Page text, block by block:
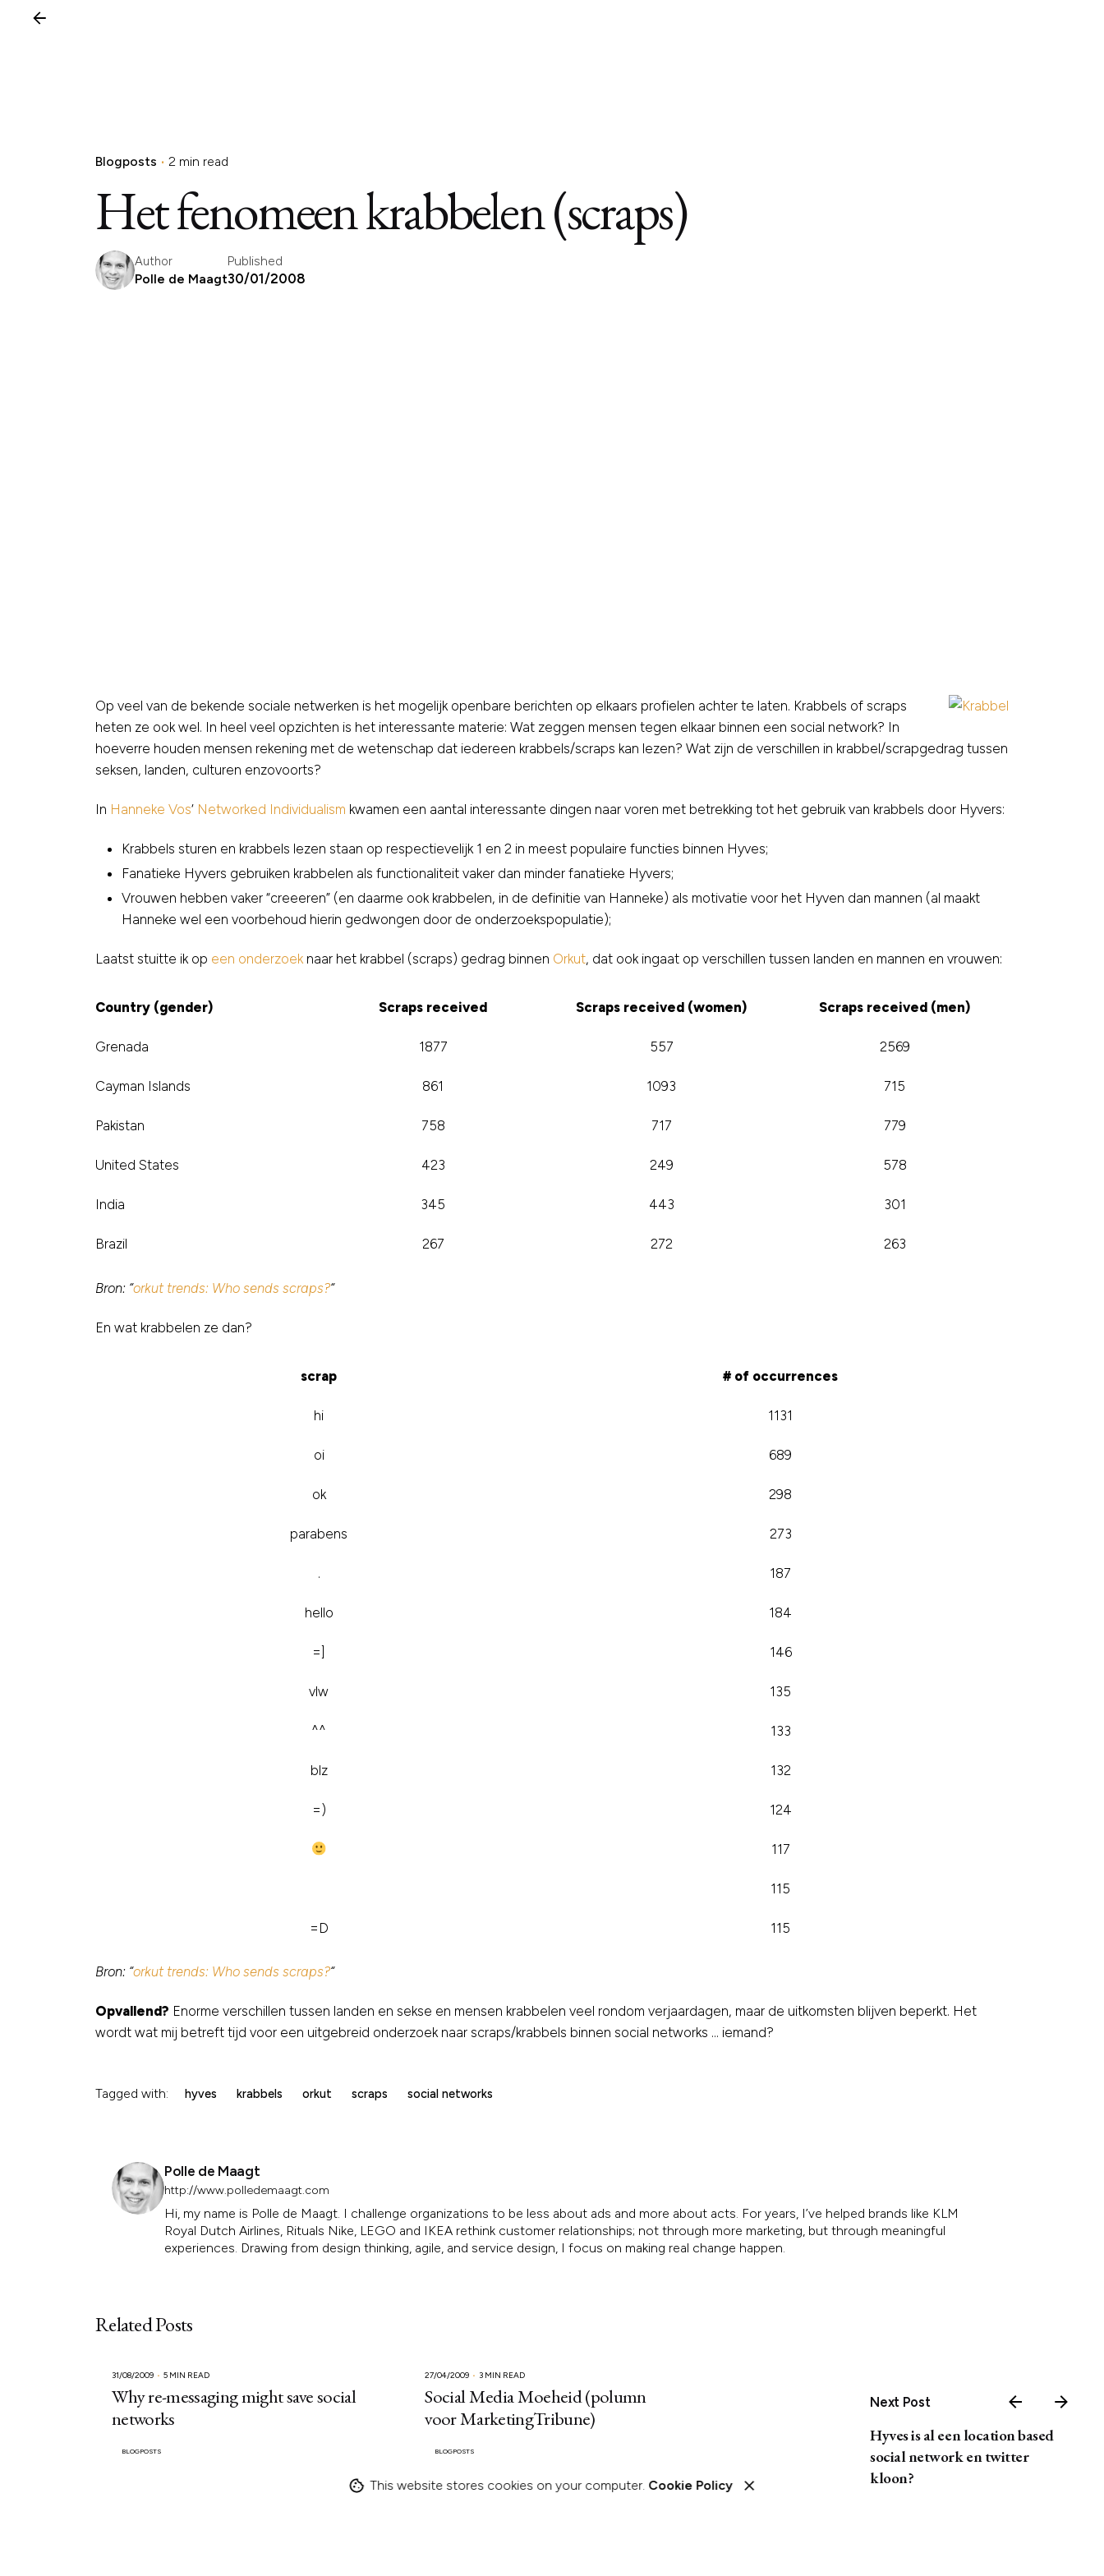
Blogposts 2 min read
Het fenomeen krabbelen (scraps)
Author
Polle de Maagt
Published
30/01/2008
Op veel van de bekende sociale netwerken is het mogelijk openbare berichten op elkaars profielen achter te laten. Krabbels of scraps
heten ze ook wel. In heel veel opzichten is het interessante materie: Wat zeggen mensen tegen elkaar binnen een social network? In
hoeverre houden mensen rekening met de wetenschap dat iedereen krabbels/scraps kan lezen? Wat zijn de verschillen in krabbel/scrapgedrag tussen
seksen, landen, culturen enzovoorts?
In Hanneke Vos‘ Networked Individualism kwamen een aantal interessante dingen naar voren met betrekking tot het gebruik van krabbels door Hyvers:
Krabbels sturen en krabbels lezen staan op respectievelijk 1 en 2 in meest populaire functies binnen Hyves;
Fanatieke Hyvers gebruiken krabbelen als functionaliteit vaker dan minder fanatieke Hyvers;
Vrouwen hebben vaker “creeeren” (en daarme ook krabbelen, in de definitie van Hanneke) als motivatie voor het Hyven dan mannen (al maakt
Hanneke wel een voorbehoud hierin gedwongen door de onderzoekspopulatie);
Laatst stuitte ik op een onderzoeknaar het krabbel (scraps) gedrag binnen Orkut, dat ook ingaat op verschillen tussen landen en mannen en vrouwen:
Country (gender) Scraps received Scraps received (women) Scraps received (men)
Grenada 1877 557 2569
Cayman Islands 861 1093 715
Pakistan 758 717 779
United States 423 249 578
India 345 443 301
Brazil 267 272 263
Bron: “orkut trends: Who sends scraps?“
En wat krabbelen ze dan?
scrap # of occurrences
hi 1131
oi 689
ok 298
parabens 273
. 187
hello 184
=] 146
vlw 135
^^ 133
blz 132
=) 124
117
115
=D 115
Bron: “orkut trends: Who sends scraps?“
Opvallend? Enorme verschillen tussen landen en sekse en mensen krabbelen veel rondom verjaardagen, maar de uitkomsten blijven beperkt. Het
wordt wat mij betreft tijd voor een uitgebreid onderzoek naar scraps/krabbels binnen social networks … iemand?
Tagged with: hyves krabbels orkut scraps social networks
Polle de Maagt
http://www.polledemaagt.com
Hi, my name is Polle de Maagt. I challenge organizations to be less about ads and more about acts. For years, I’ve helped brands like KLM
Royal Dutch Airlines, Rituals Nike, LEGO and IKEA rethink customer relationships; not through more marketing, but through meaningful
experiences. Drawing from design thinking, agile, and service design, I focus on making real change happen.
Next Post
Hyves is al een location based
social network en twitter
kloon?
Related Posts
31/08/2009 5 MIN READ
Why re-messaging might save social
networks
BLOGPOSTS
27/04/2009 3 MIN READ
Social Media Moeheid (polumn
voor MarketingTribune)
BLOGPOSTS
This website stores cookies on your computer. Cookie Policy